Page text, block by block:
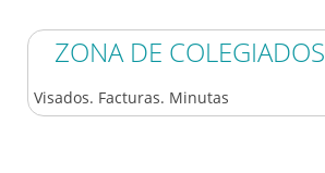
ZONA DE COLEGIADOS
Visados. Facturas. Minutas